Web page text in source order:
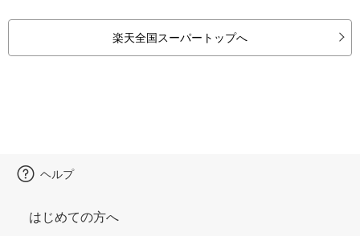
楽天全国スーパートップへ
ヘルプ
はじめての方へ